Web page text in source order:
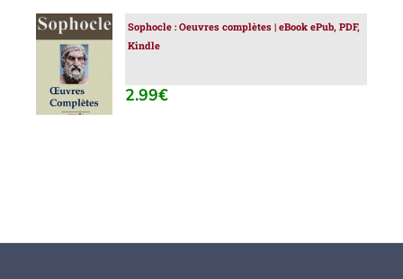
AJOUTER
AU
PANIER
/
DÉTAILS
Sophocle : Oeuvres complètes | eBook ePub, PDF,
Kindle
2.99€